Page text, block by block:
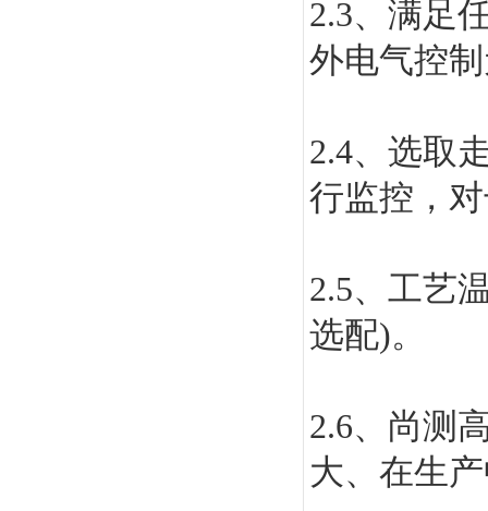
2.3、满足
外电气控
2.4、选取
行监控，
2.5、工艺
选配)。
2.6、尚测
大、在生